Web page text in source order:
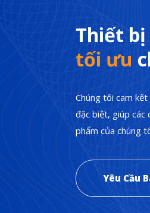
Thiết
tối ưu
Chúng tôi cam
đặc biệt, giúp các
phẩm của chúng
Yêu Cầu